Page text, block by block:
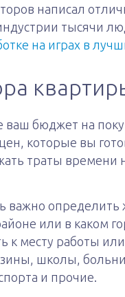
написал
тысячи
на играх в
бюджет на
которые вы
траты
важно
или в каком
к месту работы
школы,
и прочие.